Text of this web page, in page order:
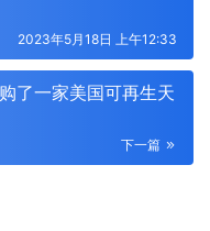
2023年5月18日 上午12:33
了一家美国可再生天
下一篇